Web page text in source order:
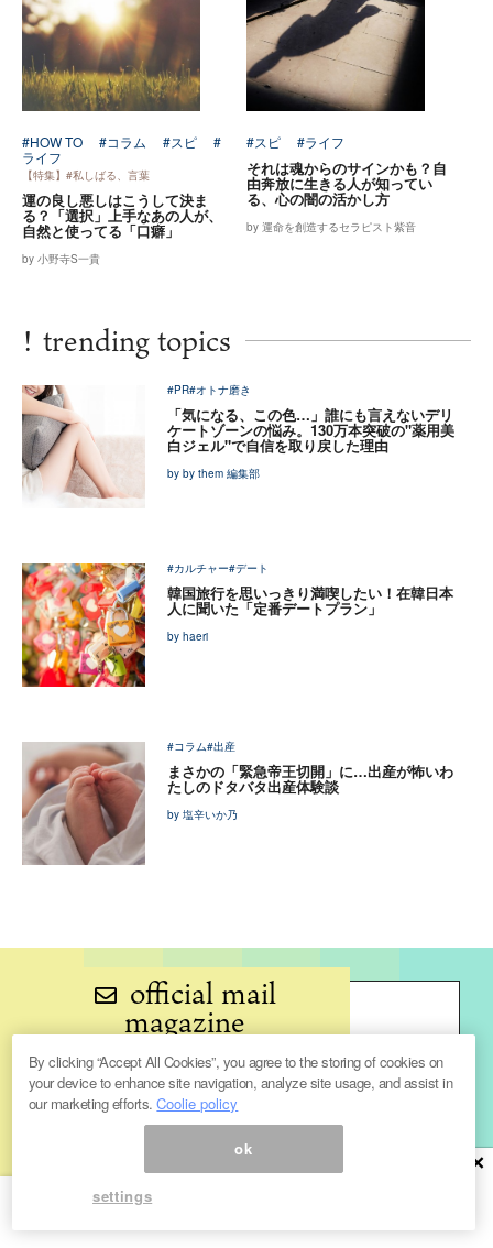
#HOW TO #コラム #スピ
#
ライフ
【特集】#私しばる、言葉
運の良し悪しはこうして決ま
る？「選択」上手なあの人が、
自然と使ってる「口癖」
by 小野寺S一貴
#スピ #ライフ
それは魂からのサインかも？自
由奔放に生きる人が知ってい
る、心の闇の活かし方
by 運命を創造するセラピスト紫音
! trending topics
#PR#オトナ磨き
「気になる、この色…」誰にも言えないデリ
ケートゾーンの悩み。130万本突破の"薬用美
白ジェル"で自信を取り戻した理由
by by them 編集部
#カルチャー#デート
韓国旅行を思いっきり満喫したい！在韓日本
人に聞いた「定番デートプラン」
by haeri
#コラム#出産
まさかの「緊急帝王切開」に…出産が怖いわ
たしのドタバタ出産体験談
by 塩辛いか乃
official mail
magazine
×
By clicking “Accept All Cookies”, you agree to the storing of cookies on
your device to enhance site navigation, analyze site usage, and assist in
our marketing efforts.Coolie policy
ok
settings